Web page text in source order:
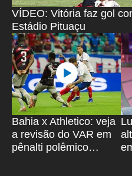
VÍDEO: Vitória faz gol
Estádio Pituaçu
Bahia x Athletico: veja
a revisão do VAR em
pênalti polêmico